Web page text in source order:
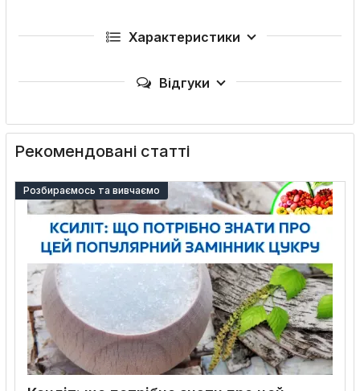
Характеристики
Відгуки
Рекомендовані статті
Розбираємось та вивчаємо